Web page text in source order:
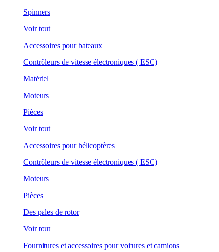
Spinners
Voir tout
Accessoires pour bateaux
Contrôleurs de vitesse électroniques ( ESC)
Matériel
Moteurs
Pièces
Voir tout
Accessoires pour hélicoptères
Contrôleurs de vitesse électroniques ( ESC)
Moteurs
Pièces
Des pales de rotor
Voir tout
Fournitures et accessoires pour voitures et camions